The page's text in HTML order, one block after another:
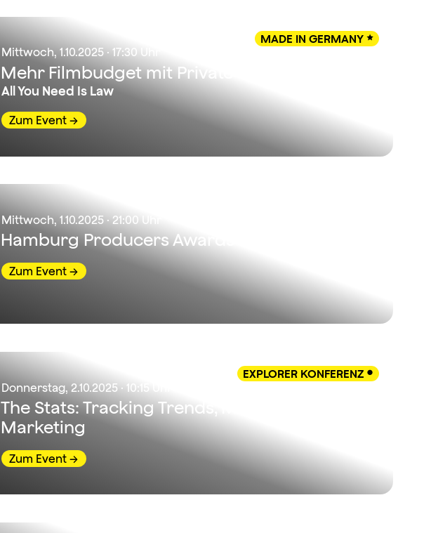
MADE IN GERMANY
Mittwoch, 1.10.2025 · 17:30 Uhr
Mehr Filmbudget mit Private Capital?
All You Need Is Law
Zum Event
Mittwoch, 1.10.2025 · 21:00 Uhr
Hamburg Producers Awards
Zum Event
EXPLORER KONFERENZ 
Donnerstag, 2.10.2025 · 10:15 Uhr
The Stats: Tracking Trends, Meaning &
Marketing
Zum Event